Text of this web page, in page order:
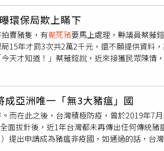
然不影響到民眾食用安全，不過林口長庚醫
才能食用，否則可能會含有其他食源性病原體
甲類動物傳染病，以接觸傳染為主，可經由
型致死率高達100％，並且尚無藥物可供治
環境消毒作業，加速復原進度。基於台糖作為
參考科學園區零廢中心的觀念，評估從飼料
員工變成績效分潤擁有者，如此將會有更高
下，郭智輝也前往台水公司設於麻豆區的前
公司加強媒合作業及加速完成修繕，並向施
公所及東山區公所，積極展開受災戶屋頂復
意願，媒合131戶，並成功完成40戶會勘與
部分，更由廠商全額負擔並協助進行房屋修繕
公司修繕屋頂的效率感到很滿意。
環保局欺上瞞下
賣豬隻，有斃死豬要馬上處理，縣議員蔡蕥
15年才罰3次共2萬2千元，還不願提供資料
天才知道！」蔡蕥鍹說，近來接獲民眾陳情
長年緊閉門窗，苦不堪言，她為體驗究竟有
斷乾嘔非常難受。蔡蕥鍹指肉品市場去年9
理機廠房，未取得建照及使照違反建築法相
善，耗資2億6690萬元，明年未分配盈餘估
、水空汙防制費加起來僅210萬，根本不成
禽畜，工作人員會將屍體噴灑藍色質改劑後
亞洲唯一「無3大豬瘟」國
而在此之後，台灣積極防疫，曾於2019年7
面拔針後，近1年台灣都未再傳出任何傳統豬
提出申請成為豬瘟非疫國，如通過的話，台